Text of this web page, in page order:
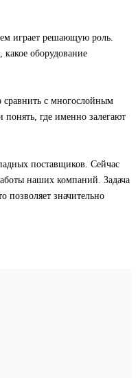
играет решающую роль.
оборудование
с многослойным
где именно залегают
поставщиков. Сейчас
наших компаний. Задача
позволяет значительно